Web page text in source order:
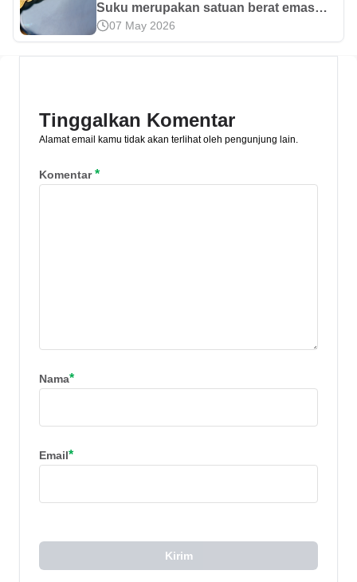
Suku merupakan satuan berat emas
yang digunakan oleh masyarakat
Indonesia dalam berinvestasi. Lantas,
07 May 2026
Tinggalkan Komentar
Alamat email kamu tidak akan terlihat oleh pengunjung lain.
Komentar*
Nama*
Email*
Kirim